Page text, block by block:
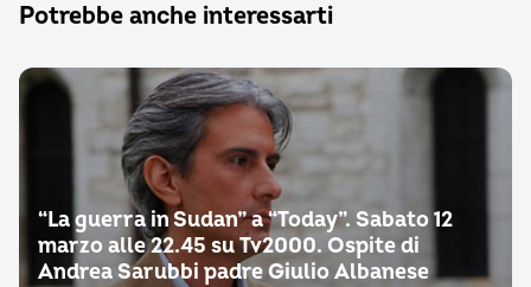
Potrebbe anche interessarti
“La guerra in Sudan” a “Today”. Sabato 12
marzo alle 22.45 su Tv2000. Ospite di
Andrea Sarubbi padre Giulio Albanese